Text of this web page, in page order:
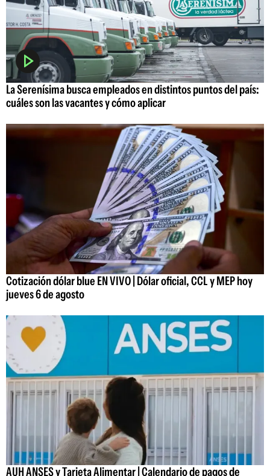
La Serenísima busca empleados en distintos puntos del país:
cuáles son las vacantes y cómo aplicar
Cotización dólar blue EN VIVO | Dólar oficial, CCL y MEP hoy
jueves 6 de agosto
AUH ANSES y Tarjeta Alimentar | Calendario de pagos de